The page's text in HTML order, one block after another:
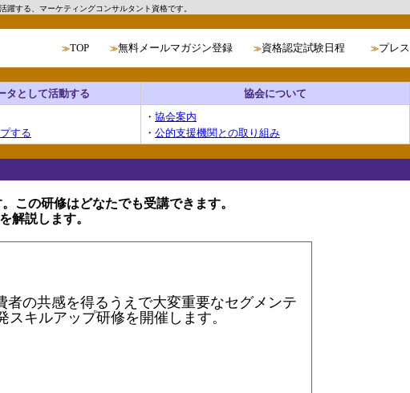
する、マーケティングコンサルタント資格です。
≫TOP ≫無料メールマガジン登録 ≫資格認定試験日程 ≫プレス
タとして活動する
協会について
する
・ 協会案内
・ 公的支援機関との取り組み
この研修はどなたでも受講できます。
解説します。
の共感を得るうえで大変重要なセグメンテ
キルアップ研修を開催します。